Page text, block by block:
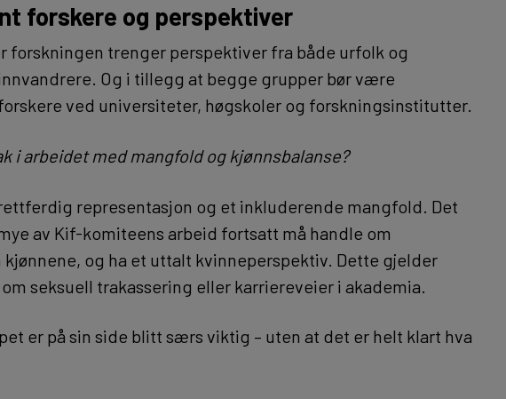
forskere og perspektiver
forskningen trenger perspektiver fra både urfolk og
Og i tillegg at begge grupper bør være
ved universiteter, høgskoler og forskningsinstitutter.
i arbeidet med mangfold og kjønnsbalanse?
representasjon og et inkluderende mangfold. Det
av Kif-komiteens arbeid fortsatt må handle om
og ha et uttalt kvinneperspektiv. Dette gjelder
seksuell trakassering eller karriereveier i akademia.
er på sin side blitt særs viktig – uten at det er helt klart hva